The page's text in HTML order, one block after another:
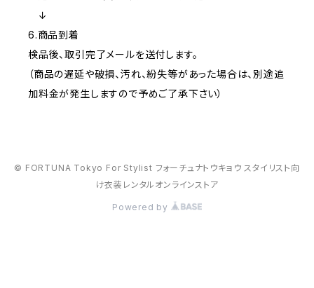
↓
6.商品到着
検品後、取引完了メールを送付します。
（商品の遅延や破損、汚れ、紛失等があった場合は、別途追
加料金が発生しますので予めご了承下さい）
© FORTUNA Tokyo For Stylist フォーチュナトウキョウ スタイリスト向
け衣装レンタルオンラインストア
Powered by